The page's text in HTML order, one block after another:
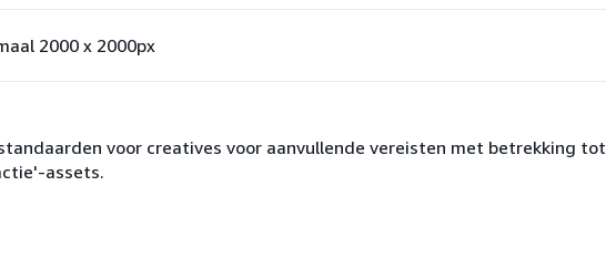
2000 x 2000px
voor creatives voor aanvullende vereisten met betrekking tot
assets.